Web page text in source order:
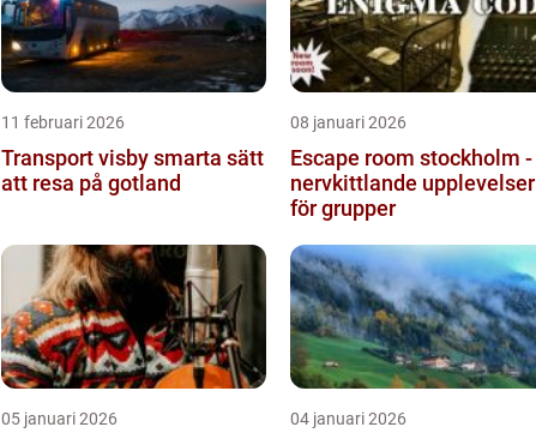
11 februari 2026
Transport visby smarta sätt
att resa på gotland
08 januari 2026
Escape room stockholm -
nervkittlande upplevelser
för grupper
05 januari 2026 04 januari 2026